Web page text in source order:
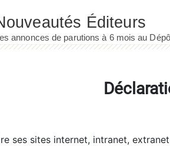
ses sites internet, intranet,